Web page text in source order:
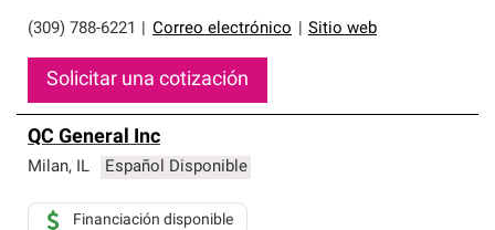
(309) 788-6221 Correo electrónico Sitio web
Solicitar una cotización
QC General Inc
Milan, IL Español Disponible
Financiación disponible